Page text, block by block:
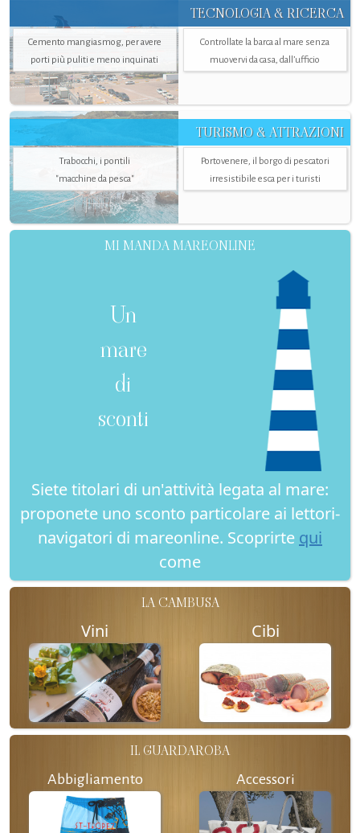
TECNOLOGIA & RICERCA
Cemento mangiasmog, per avere
porti più puliti e meno inquinati
Controllate la barca al mare senza
muovervi da casa, dall’ufficio
TURISMO & ATTRAZIONI
Trabocchi, i pontili
"macchine da pesca"
Portovenere, il borgo di pescatori
irresistibile esca per i turisti
MI MANDA MAREONLINE
Un
mare
di
sconti
Siete titolari di un'attività legata al mare:
proponete uno sconto particolare ai lettori-
navigatori di mareonline. Scoprirte qui
come
LA CAMBUSA
Vini Cibi
IL GUARDAROBA
Abbigliamento Accessori